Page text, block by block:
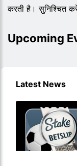
करती है। सुनिश्चित
Upcoming
Latest News